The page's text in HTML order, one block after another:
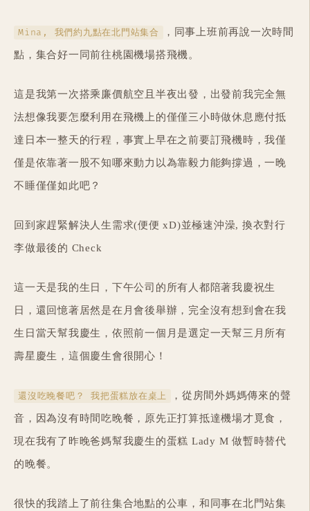
Mina, 我們約九點在北門站集合 ，同事上班前再說一次時間
點，集合好一同前往桃園機場搭飛機。
這是我第一次搭乘廉價航空且半夜出發，出發前我完全無
法想像我要怎麼利用在飛機上的僅僅三小時做休息應付抵
達日本一整天的行程，事實上早在之前要訂飛機時，我僅
僅是依靠著一股不知哪來動力以為靠毅力能夠撐過，一晚
不睡僅僅如此吧？
回到家趕緊解決人生需求(便便 xD)並極速沖澡, 換衣對行
李做最後的 Check
這一天是我的生日，下午公司的所有人都陪著我慶祝生
日，還回憶著居然是在月會後舉辦，完全沒有想到會在我
生日當天幫我慶生，依照前一個月是選定一天幫三月所有
壽星慶生，這個慶生會很開心！
還沒吃晚餐吧？ 我把蛋糕放在桌上 ，從房間外媽媽傳來的聲
音，因為沒有時間吃晚餐，原先正打算抵達機場才覓食，
現在我有了昨晚爸媽幫我慶生的蛋糕 Lady M 做暫時替代
的晚餐。
很快的我踏上了前往集合地點的公車，和同事在北門站集